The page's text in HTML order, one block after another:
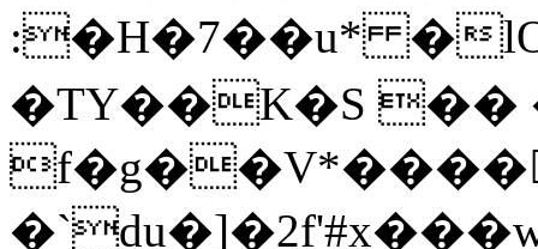
:�H�7��u* �
�TY��K�S ��